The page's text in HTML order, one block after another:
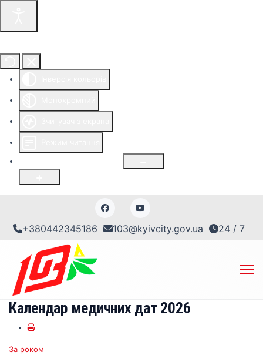
+380442345186 103@kyivcity.gov.ua 24 / 7
Календар медичних дат 2026
За роком